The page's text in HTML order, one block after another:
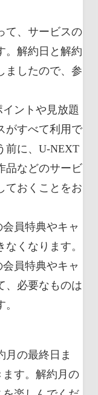
て、サービスの
。解約日と解約
ましたので、参
ントや見放題
がすべて利用で
前に、U-NEXT
品などのサービ
ておくことをお
員特典やキャ
くなります。
員特典やキャ
、必要なものは
月の最終日ま
す。解約月の